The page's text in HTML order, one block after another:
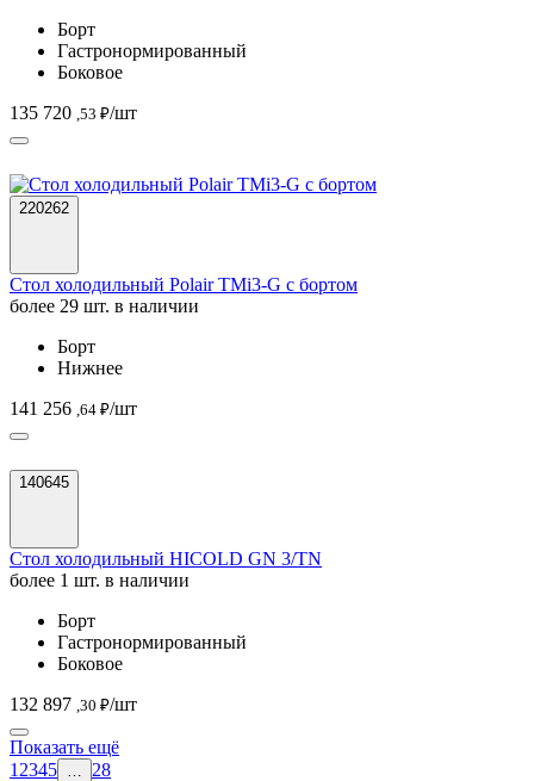
Борт
Гастронормированный
Боковое
135 720 ,53 ₽/шт
220262
Стол холодильный Polair TMi3-G с бортом
более 29 шт. в наличии
Борт
Нижнее
141 256 ,64 ₽/шт
140645
Стол холодильный HICOLD GN 3/TN
более 1 шт. в наличии
Борт
Гастронормированный
Боковое
132 897 ,30 ₽/шт
Показать ещё
1 2345
28